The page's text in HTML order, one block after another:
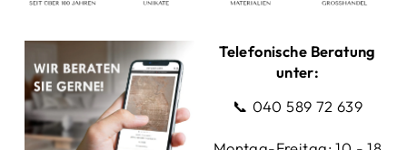
Telefonische Beratung
unter:
📞 040 589 72 639